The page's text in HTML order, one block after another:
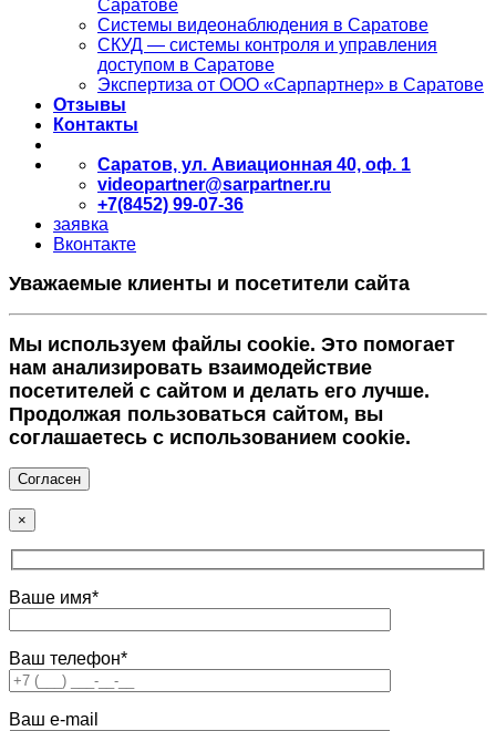
Саратове
Системы видеонаблюдения в Саратове
СКУД — системы контроля и управления
доступом в Саратове
Экспертиза от ООО «Сарпартнер» в Саратове
Отзывы
Контакты
Саратов, ул. Авиационная 40, оф. 1
videopartner@sarpartner.ru
+7(8452) 99-07-36
заявка
Вконтакте
Уважаемые клиенты и посетители сайта
Мы используем файлы cookie. Это помогает
нам анализировать взаимодействие
посетителей с сайтом и делать его лучше.
Продолжая пользоваться сайтом, вы
соглашаетесь с использованием cookie.
Согласен
×
Ваше имя*
Ваш телефон*
Ваш e-mail